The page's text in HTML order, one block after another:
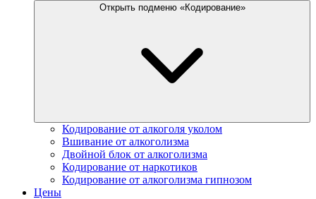
Открыть подменю «Кодирование»
Кодирование от алкоголя уколом
Вшивание от алкоголизма
Двойной блок от алкоголизма
Кодирование от наркотиков
Кодирование от алкоголизма гипнозом
Цены